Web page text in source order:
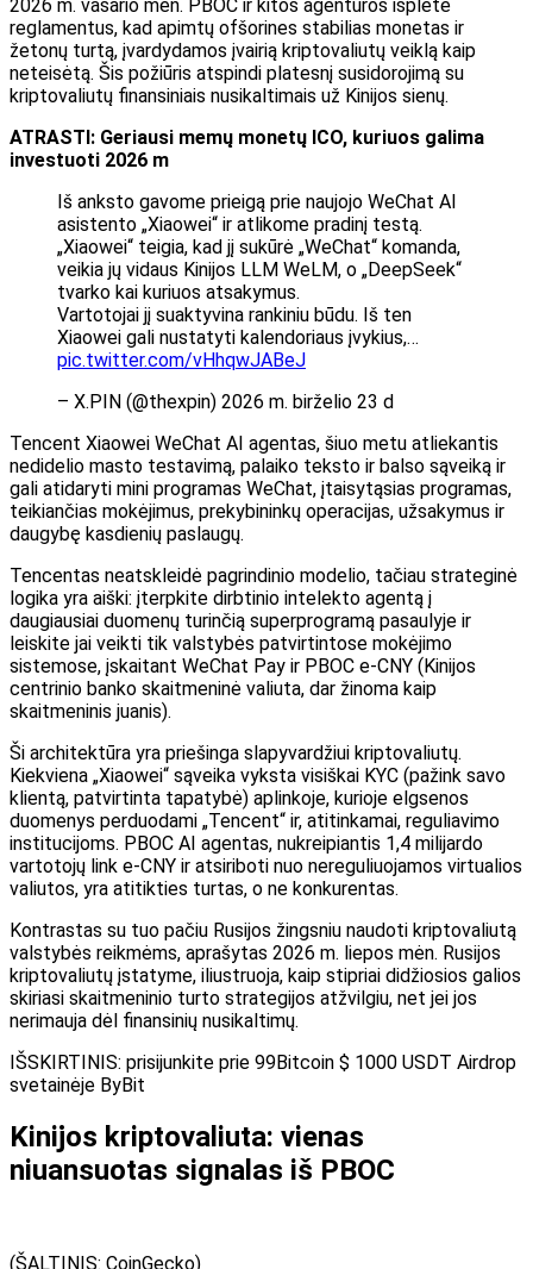
2026 m. vasario mėn. PBOC ir kitos agentūros išplėtė
reglamentus, kad apimtų ofšorines stabilias monetas ir
žetonų turtą, įvardydamos įvairią kriptovaliutų veiklą kaip
neteisėtą. Šis požiūris atspindi platesnį susidorojimą su
kriptovaliutų finansiniais nusikaltimais už Kinijos sienų.
ATRASTI: Geriausi memų monetų ICO, kuriuos galima
investuoti 2026 m
Iš anksto gavome prieigą prie naujojo WeChat AI
asistento „Xiaowei“ ir atlikome pradinį testą.
„Xiaowei“ teigia, kad jį sukūrė „WeChat“ komanda,
veikia jų vidaus Kinijos LLM WeLM, o „DeepSeek“
tvarko kai kuriuos atsakymus.
Vartotojai jį suaktyvina rankiniu būdu. Iš ten
Xiaowei gali nustatyti kalendoriaus įvykius,…
pic.twitter.com/vHhqwJABeJ
– X.PIN (@thexpin) 2026 m. birželio 23 d
Tencent Xiaowei WeChat AI agentas, šiuo metu atliekantis
nedidelio masto testavimą, palaiko teksto ir balso sąveiką ir
gali atidaryti mini programas WeChat, įtaisytąsias programas,
teikiančias mokėjimus, prekybininkų operacijas, užsakymus ir
daugybę kasdienių paslaugų.
Tencentas neatskleidė pagrindinio modelio, tačiau strateginė
logika yra aiški: įterpkite dirbtinio intelekto agentą į
daugiausiai duomenų turinčią superprogramą pasaulyje ir
leiskite jai veikti tik valstybės patvirtintose mokėjimo
sistemose, įskaitant WeChat Pay ir PBOC e-CNY (Kinijos
centrinio banko skaitmeninė valiuta, dar žinoma kaip
skaitmeninis juanis).
Ši architektūra yra priešinga slapyvardžiui kriptovaliutų.
Kiekviena „Xiaowei“ sąveika vyksta visiškai KYC (pažink savo
klientą, patvirtinta tapatybė) aplinkoje, kurioje elgsenos
duomenys perduodami „Tencent“ ir, atitinkamai, reguliavimo
institucijoms. PBOC AI agentas, nukreipiantis 1,4 milijardo
vartotojų link e-CNY ir atsiriboti nuo nereguliuojamos virtualios
valiutos, yra atitikties turtas, o ne konkurentas.
Kontrastas su tuo pačiu Rusijos žingsniu naudoti kriptovaliutą
valstybės reikmėms, aprašytas 2026 m. liepos mėn. Rusijos
kriptovaliutų įstatyme, iliustruoja, kaip stipriai didžiosios galios
skiriasi skaitmeninio turto strategijos atžvilgiu, net jei jos
nerimauja dėl finansinių nusikaltimų.
IŠSKIRTINIS: prisijunkite prie 99Bitcoin $ 1000 USDT Airdrop
svetainėje ByBit
Kinijos kriptovaliuta: vienas
niuansuotas signalas iš PBOC
(ŠALTINIS: CoinGecko)